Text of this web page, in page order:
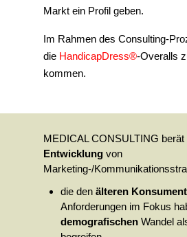
Markt ein Profil geben.
Im Rahmen des Consulting-
die HandicapDress®-Overalls
kommen.
MEDICAL CONSULTING berät
Entwicklungvon
Marketing-/
die den älteren
Anforderungen im Fokus
demografischenWandel